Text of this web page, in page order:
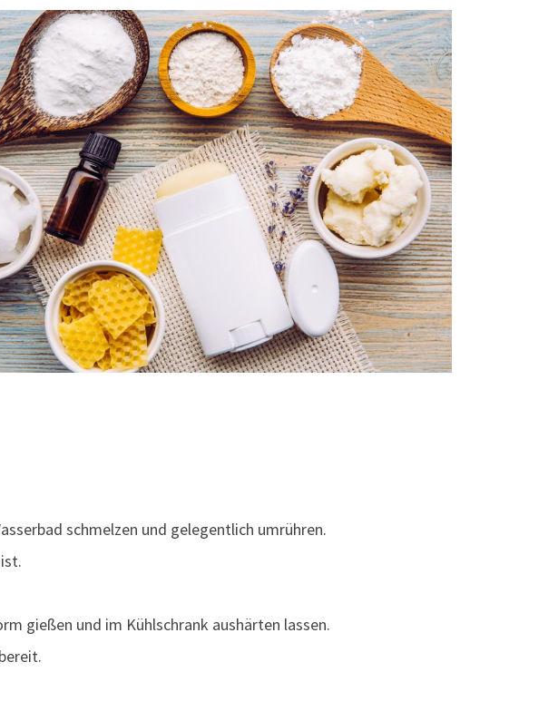
schmelzen und gelegentlich umrühren.
gießen und im Kühlschrank aushärten lassen.